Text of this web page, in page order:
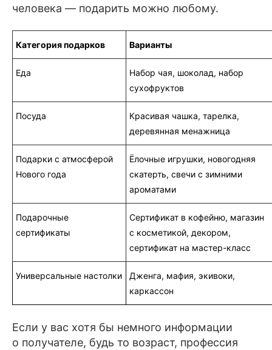
человека — подарить можно любому.
Категория подарков Варианты
Еда
Набор чая, шоколад, набор
сухофруктов
Посуда
Красивая чашка, тарелка,
деревянная менажница
Подарки с атмосферой
Нового года
Ёлочные игрушки, новогодняя
скатерть, свечи с зимними
ароматами
Подарочные
сертификаты
Сертификат в кофейню, магазин
с косметикой, декором,
сертификат на мастер-класс
Универсальные настолки
Дженга, мафия, экивоки,
каркассон
Если у вас хотя бы немного информации
о получателе, будь то возраст, профессия